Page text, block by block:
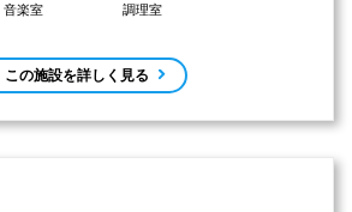
音楽室 調理室
この施設を詳しく見る